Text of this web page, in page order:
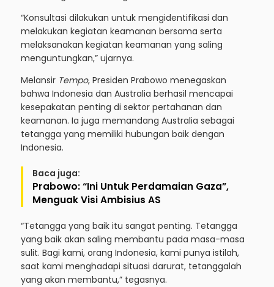
“Konsultasi dilakukan untuk mengidentifikasi dan
melakukan kegiatan keamanan bersama serta
melaksanakan kegiatan keamanan yang saling
menguntungkan,” ujarnya.
Melansir Tempo, Presiden Prabowo menegaskan
bahwa Indonesia dan Australia berhasil mencapai
kesepakatan penting di sektor pertahanan dan
keamanan. Ia juga memandang Australia sebagai
tetangga yang memiliki hubungan baik dengan
Indonesia.
Baca juga:
Prabowo: “Ini Untuk Perdamaian Gaza”,
Menguak Visi Ambisius AS
“Tetangga yang baik itu sangat penting. Tetangga
yang baik akan saling membantu pada masa-masa
sulit. Bagi kami, orang Indonesia, kami punya istilah,
saat kami menghadapi situasi darurat, tetanggalah
yang akan membantu,” tegasnya.